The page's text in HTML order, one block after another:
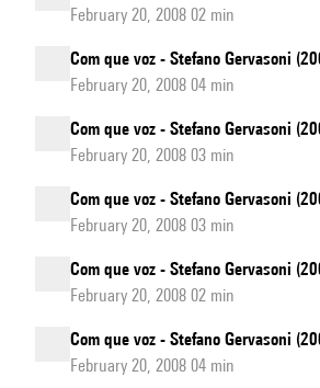
February 20, 2008 02 min
Com que voz - Stefano Gervasoni
February 20, 2008 04 min
Com que voz - Stefano Gervasoni
February 20, 2008 03 min
Com que voz - Stefano Gervasoni
February 20, 2008 03 min
Com que voz - Stefano Gervasoni
February 20, 2008 02 min
Com que voz - Stefano Gervasoni
February 20, 2008 04 min